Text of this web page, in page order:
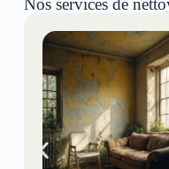
Nos services de